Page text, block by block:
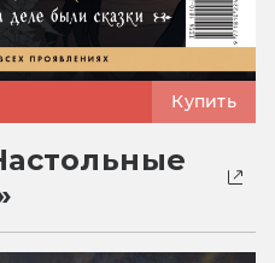
Купить